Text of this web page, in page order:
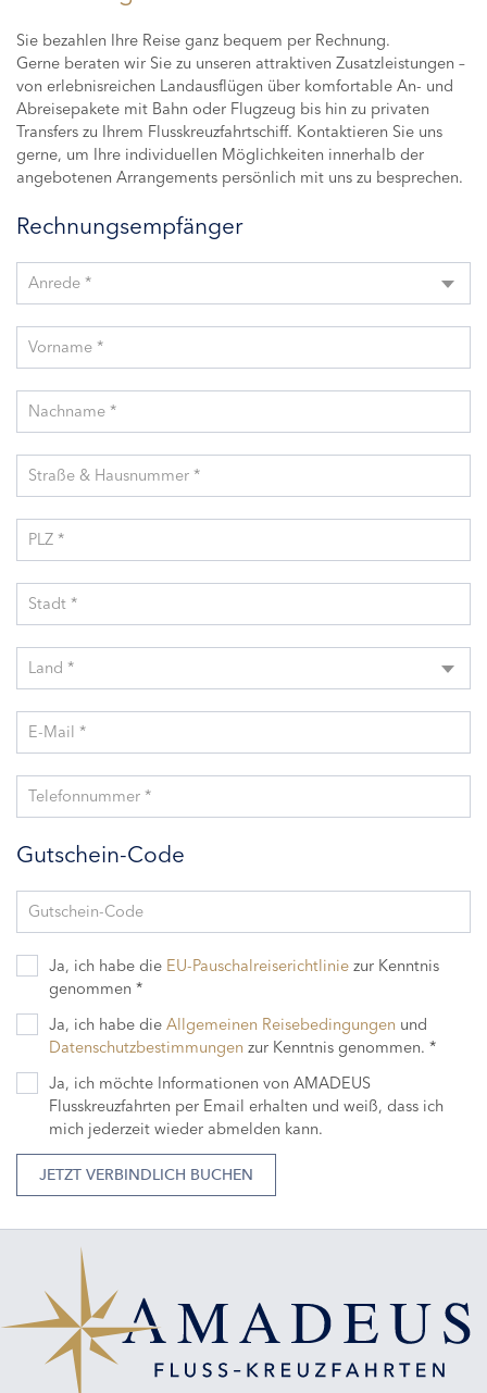
Sie bezahlen Ihre Reise ganz bequem per Rechnung.
Gerne beraten wir Sie zu unseren attraktiven Zusatzleistungen –
von erlebnisreichen Landausflügen über komfortable An- und
Abreisepakete mit Bahn oder Flugzeug bis hin zu privaten
Transfers zu Ihrem Flusskreuzfahrtschiff. Kontaktieren Sie uns
gerne, um Ihre individuellen Möglichkeiten innerhalb der
angebotenen Arrangements persönlich mit uns zu besprechen.
Rechnungsempfänger
Anrede *
Vorname *
Nachname *
Straße & Hausnummer *
PLZ *
Stadt *
Land *
E-Mail *
Telefonnummer *
Gutschein-Code
Gutschein-Code
Ja, ich habe die EU-Pauschalreiserichtlinie zur Kenntnis
genommen *
Ja, ich habe die Allgemeinen Reisebedingungen und
Datenschutzbestimmungen zur Kenntnis genommen. *
Ja, ich möchte Informationen von AMADEUS
Flusskreuzfahrten per Email erhalten und weiß, dass ich
mich jederzeit wieder abmelden kann.
JETZT VERBINDLICH BUCHEN